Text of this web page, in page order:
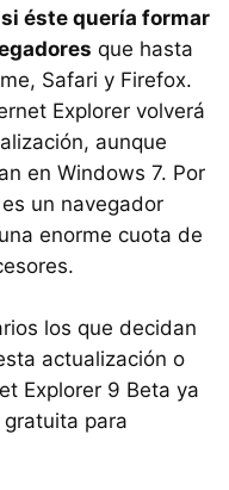
éste quería formar
que hasta
Safari y Firefox.
Explorer volverá
aunque
en Windows 7. Por
un navegador
enorme cuota de
los que decidan
actualización o
Explorer 9 Beta ya
para